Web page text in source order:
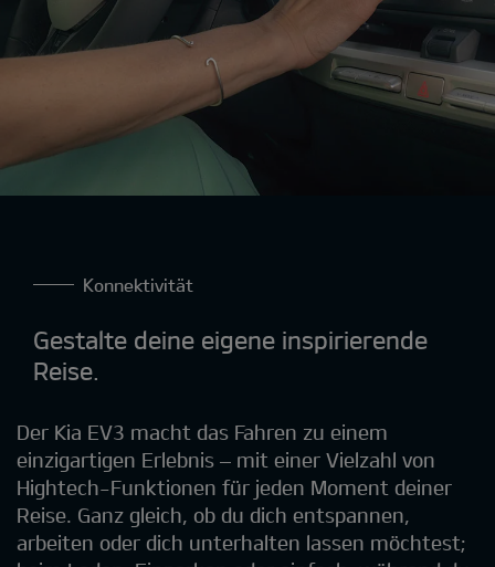
Konnektivität
Gestalte deine eigene inspirierende
Reise.
Der Kia EV3 macht das Fahren zu einem
einzigartigen Erlebnis – mit einer Vielzahl von
Hightech-Funktionen für jeden Moment deiner
Reise. Ganz gleich, ob du dich entspannen,
arbeiten oder dich unterhalten lassen möchtest;